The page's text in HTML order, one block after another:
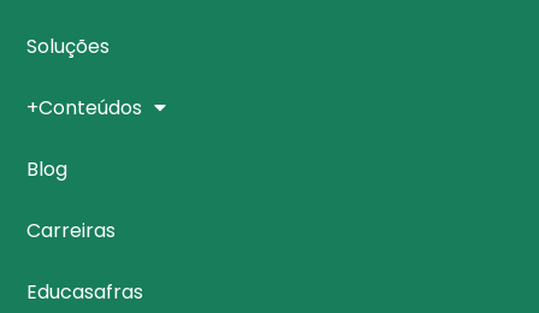
Soluções
+Conteúdos
Blog
Carreiras
Educasafras